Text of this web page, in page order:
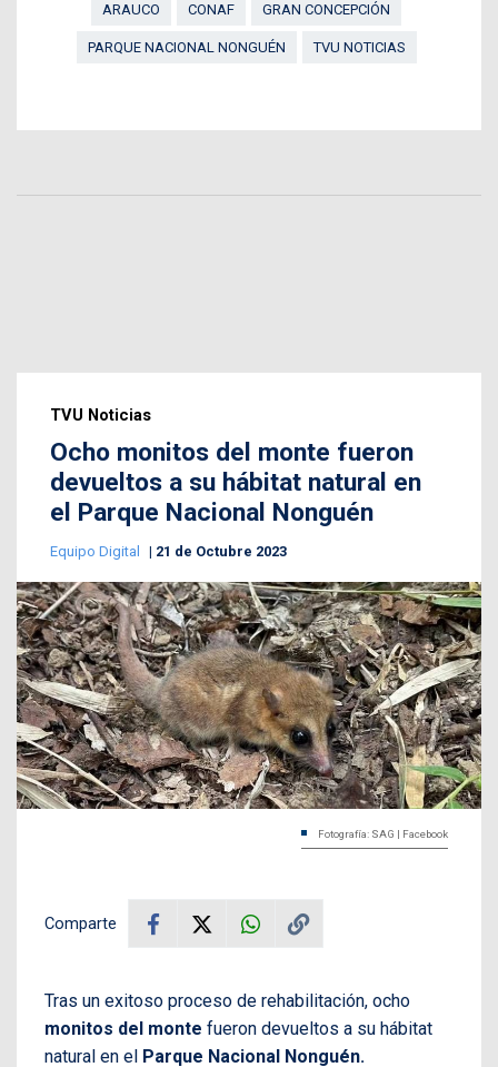
ARAUCO
CONAF GRAN CONCEPCIÓN
PARQUE NACIONAL NONGUÉN TVU NOTICIAS
TVU Noticias
Ocho monitos del monte fueron
devueltos a su hábitat natural en
el Parque Nacional Nonguén
Equipo Digital 21 de Octubre 2023
Fotografía: SAG | Facebook
Comparte
Tras un exitoso proceso de rehabilitación, ocho
monitos del monte fueron devueltos a su hábitat
natural en el Parque Nacional Nonguén.